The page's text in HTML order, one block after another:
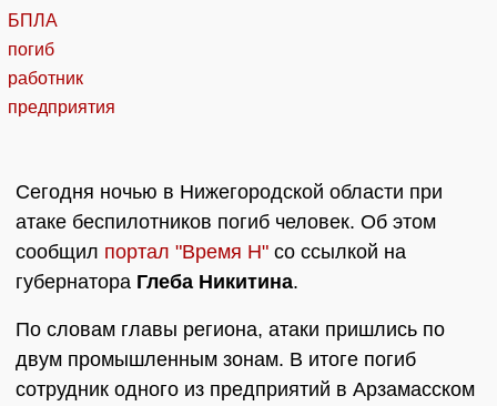
Сегодня ночью в Нижегородской области при
атаке беспилотников погиб человек. Об этом
сообщил портал "Время Н" со ссылкой на
губернатора Глеба Никитина.
По словам главы региона, атаки пришлись по
двум промышленным зонам. В итоге погиб
сотрудник одного из предприятий в Арзамасском